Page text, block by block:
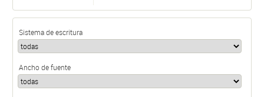
Sistema de escritura
Ancho de fuente